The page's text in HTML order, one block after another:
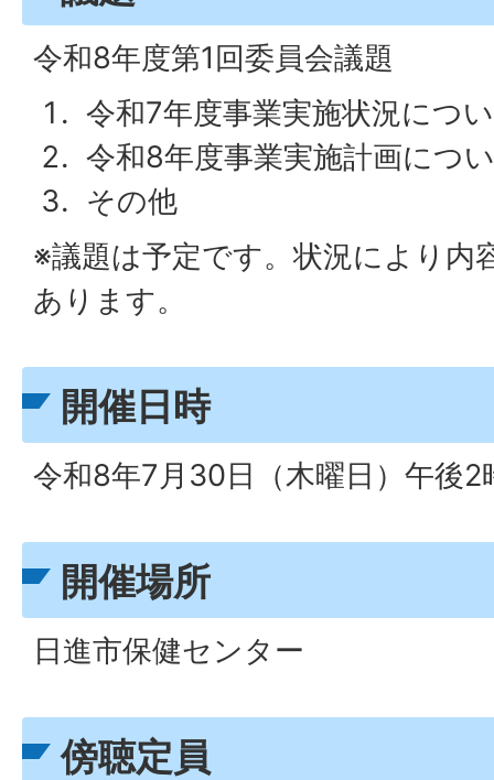
令和8年度第1回委員会議題
令和7年度事業実施状況につ
令和8年度事業実施計画につ
その他
※議題は予定です。状況により内
あります。
開催日時
令和8年7月30日（木曜日）午後2
開催場所
日進市保健センター
傍聴定員